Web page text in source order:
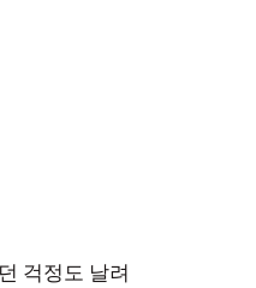
걱정도 날려